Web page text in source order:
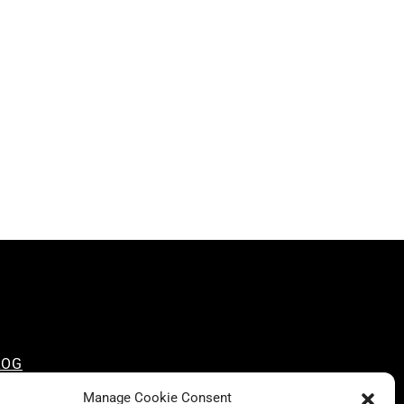
Manage Cookie Consent
LIKE A CARRIE